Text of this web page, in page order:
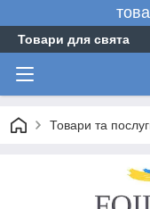
Товари для свята
Товари та